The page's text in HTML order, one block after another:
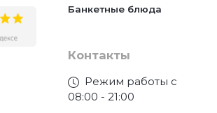
Банкетные блюда
Контакты
Режим работы с
08:00 - 21:00